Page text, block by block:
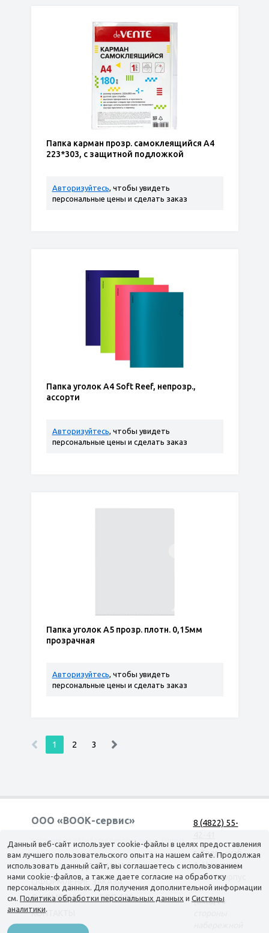
Папка карман прозр. самоклеящийся А4
223*303, с защитной подложкой
Авторизуйтесь, чтобы увидеть
персональные цены и сделать заказ
Папка уголок А4 Soft Reef, непрозр.,
ассорти
Авторизуйтесь, чтобы увидеть
персональные цены и сделать заказ
Папка уголок А5 прозр. плотн. 0,15мм
прозрачная
Авторизуйтесь, чтобы увидеть
персональные цены и сделать заказ
1 2 3
ООО «ВООК-сервис»
Согласие на обработку персональных данных
КАТАЛОГ
ДОСТАВКА
ОФОРМЛЕНИЕ ЗАКАЗА
О КОМПАНИИ
ТОП-500
КОНТАКТЫ
8 (4822) 55-
г. Тверь, наб.
А. Никитина,
д. 144 корпус
1
(вход со
Данный веб-сайт использует cookie-файлы в целях предоставления
вам лучшего пользовательского опыта на нашем сайте. Продолжая
использовать данный сайт, вы соглашаетесь с использованием
нами cookie-файлов, а также даете согласие на обработку
персональных данных. Для получения дополнительной информации
см. Политика обработки персональных данных и Системы
аналитики